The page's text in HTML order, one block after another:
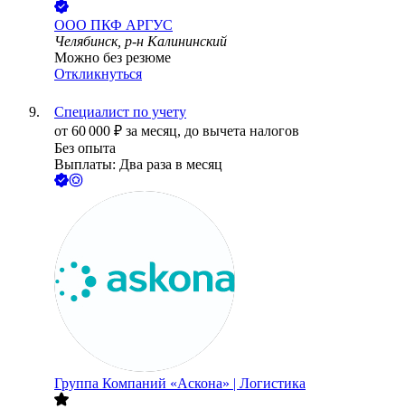
ООО ПКФ АРГУС
Челябинск, р-н Калининский
Можно без резюме
Откликнуться
Специалист по учету
от 60 000 ₽ за месяц, до вычета налогов
Без опыта
Выплаты: Два раза в месяц
Группа Компаний «Аскона» | Логистика